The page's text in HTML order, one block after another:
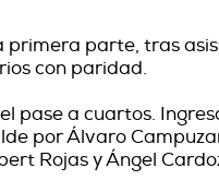
parte, tras
con paridad.
pase a cuartos.
por Álvaro
Rojas y Ángel